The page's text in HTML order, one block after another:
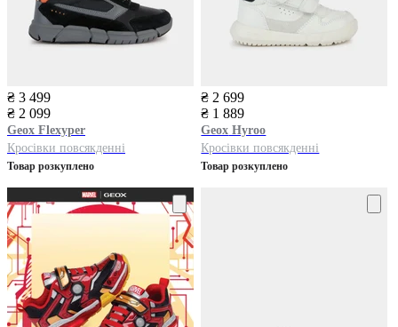
₴ 3 499
₴ 2 099
Geox Flexyper
Кросівки повсякденні
Товар розкуплено
₴ 2 699
₴ 1 889
Geox Hyroo
Кросівки повсякденні
Товар розкуплено